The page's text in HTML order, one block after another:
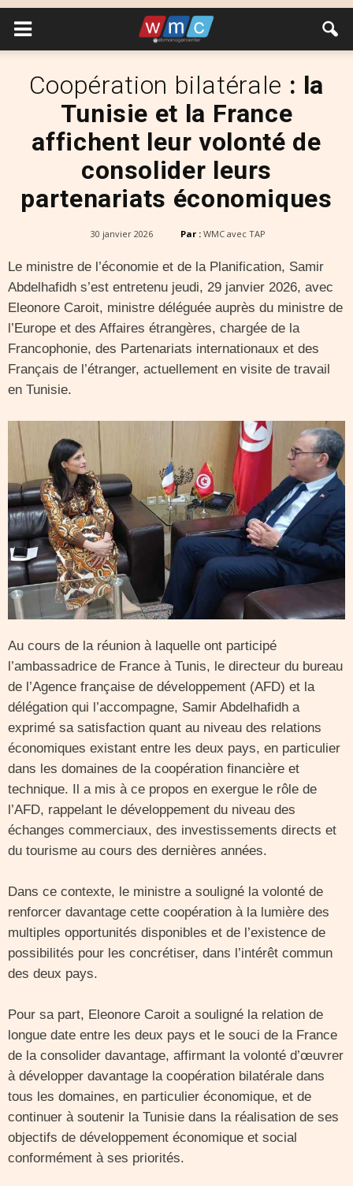
Coopération bilatérale : la
Tunisie et la France
affichent leur volonté de
consolider leurs
partenariats économiques
30 janvier 2026 Par : WMC avec TAP
Le ministre de l’économie et de la Planification, Samir
Abdelhafidh s’est entretenu jeudi, 29 janvier 2026, avec
Eleonore Caroit, ministre déléguée auprès du ministre de
l’Europe et des Affaires étrangères, chargée de la
Francophonie, des Partenariats internationaux et des
Français de l’étranger, actuellement en visite de travail
en Tunisie.
Au cours de la réunion à laquelle ont participé
l’ambassadrice de France à Tunis, le directeur du bureau
de l’Agence française de développement (AFD) et la
délégation qui l’accompagne, Samir Abdelhafidh a
exprimé sa satisfaction quant au niveau des relations
économiques existant entre les deux pays, en particulier
dans les domaines de la coopération financière et
technique. Il a mis à ce propos en exergue le rôle de
l’AFD, rappelant le développement du niveau des
échanges commerciaux, des investissements directs et
du tourisme au cours des dernières années.
Dans ce contexte, le ministre a souligné la volonté de
renforcer davantage cette coopération à la lumière des
multiples opportunités disponibles et de l’existence de
possibilités pour les concrétiser, dans l’intérêt commun
des deux pays.
Pour sa part, Eleonore Caroit a souligné la relation de
longue date entre les deux pays et le souci de la France
de la consolider davantage, affirmant la volonté d’œuvrer
à développer davantage la coopération bilatérale dans
tous les domaines, en particulier économique, et de
continuer à soutenir la Tunisie dans la réalisation de ses
objectifs de développement économique et social
conformément à ses priorités.